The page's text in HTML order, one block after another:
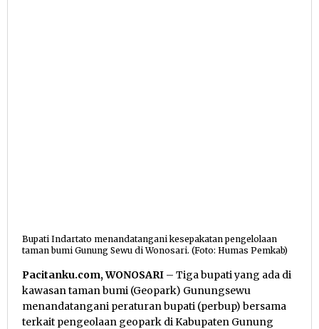
Bupati Indartato menandatangani kesepakatan pengelolaan
taman bumi Gunung Sewu di Wonosari. (Foto: Humas Pemkab)
Pacitanku.com, WONOSARI – Tiga bupati yang ada di
kawasan taman bumi (Geopark) Gunungsewu
menandatangani peraturan bupati (perbup) bersama
terkait pengeolaan geopark di Kabupaten Gunung